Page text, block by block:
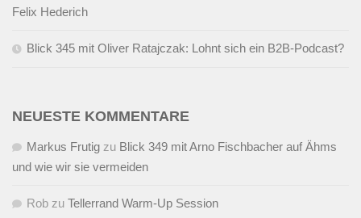
Felix Hederich
Blick 345 mit Oliver Ratajczak: Lohnt sich ein B2B-Podcast?
NEUESTE KOMMENTARE
Markus Frutig zu Blick 349 mit Arno Fischbacher auf Ähms
und wie wir sie vermeiden
Rob zu Tellerrand Warm-Up Session